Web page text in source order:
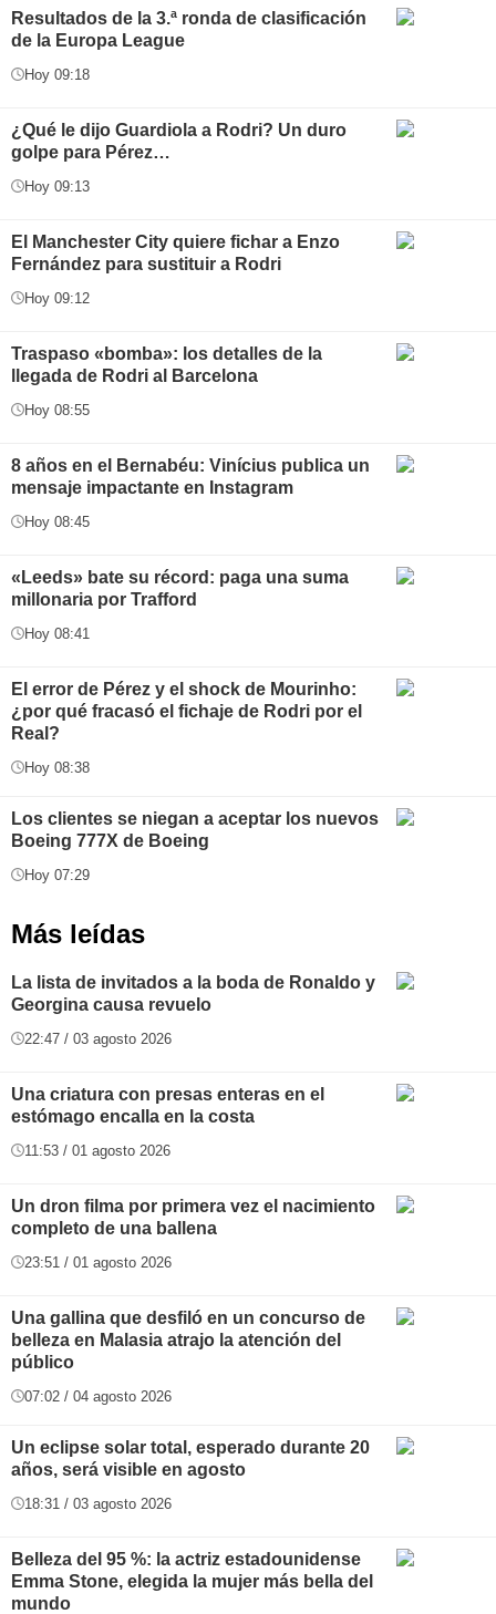
Resultados de la 3.ª ronda de clasificación
de la Europa League
Hoy 09:18
¿Qué le dijo Guardiola a Rodri? Un duro
golpe para Pérez…
Hoy 09:13
El Manchester City quiere fichar a Enzo
Fernández para sustituir a Rodri
Hoy 09:12
Traspaso «bomba»: los detalles de la
llegada de Rodri al Barcelona
Hoy 08:55
8 años en el Bernabéu: Vinícius publica un
mensaje impactante en Instagram
Hoy 08:45
«Leeds» bate su récord: paga una suma
millonaria por Trafford
Hoy 08:41
El error de Pérez y el shock de Mourinho:
¿por qué fracasó el fichaje de Rodri por el
Real?
Hoy 08:38
Los clientes se niegan a aceptar los nuevos
Boeing 777X de Boeing
Hoy 07:29
Más leídas
La lista de invitados a la boda de Ronaldo y
Georgina causa revuelo
22:47 / 03 agosto 2026
Una criatura con presas enteras en el
estómago encalla en la costa
11:53 / 01 agosto 2026
Un dron filma por primera vez el nacimiento
completo de una ballena
23:51 / 01 agosto 2026
Una gallina que desfiló en un concurso de
belleza en Malasia atrajo la atención del
público
07:02 / 04 agosto 2026
Un eclipse solar total, esperado durante 20
años, será visible en agosto
18:31 / 03 agosto 2026
Belleza del 95 %: la actriz estadounidense
Emma Stone, elegida la mujer más bella del
mundo